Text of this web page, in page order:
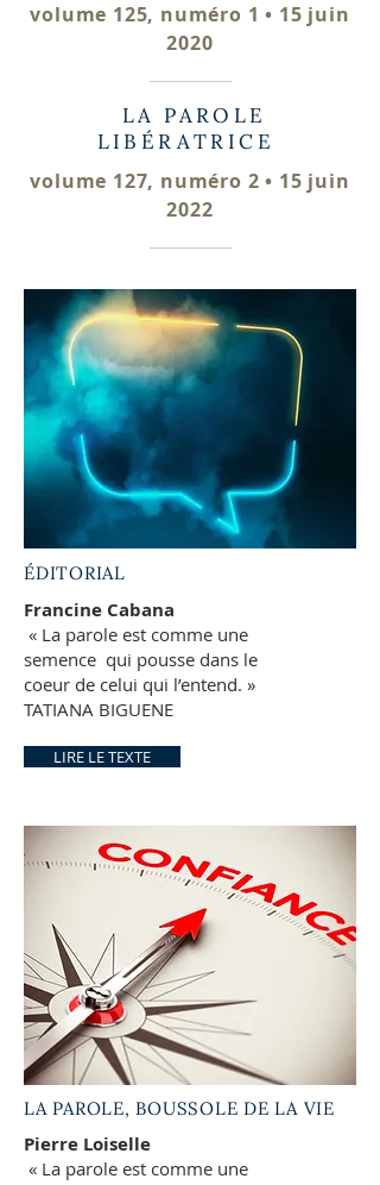
volume 125, numéro 1 • 15 juin
2020
LA PAROLE
LIBÉRATRICE
volume 127, numéro 2 • 15 juin
2022
ÉDITORIAL
Francine Cabana
« La parole est comme une
semence qui pousse dans le
coeur de celui qui l’entend. »
TATIANA BIGUENE
LIRE LE TEXTE
LA PAROLE, BOUSSOLE DE LA VIE
Pierre Loiselle
« La parole est comme une